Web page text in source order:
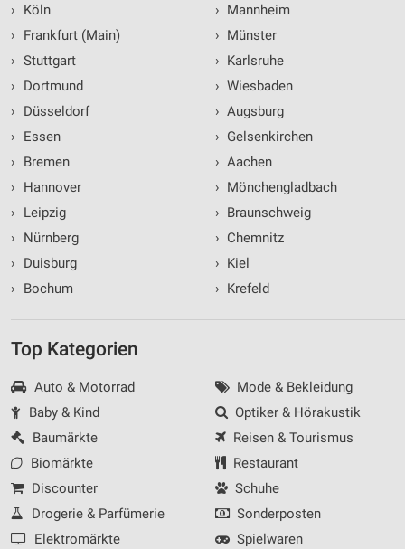
›
Köln
›
Frankfurt (Main)
› Stuttgart
›
Dortmund
›
Düsseldorf
›
Essen
›
Bremen
›
Hannover
›
Leipzig
›
Nürnberg
›
Duisburg
›
Bochum
› Mannheim
› Münster
› Karlsruhe
› Wiesbaden
› Augsburg
› Gelsenkirchen
› Aachen
› Mönchengladbach
› Braunschweig
› Chemnitz
› Kiel
› Krefeld
Top Kategorien
Auto & Motorrad
Baby & Kind
Baumärkte
Biomärkte
Discounter
Drogerie & Parfümerie
Elektromärkte
Mode & Bekleidung
Optiker & Hörakustik
Reisen & Tourismus
Restaurant
Schuhe
Sonderposten
Spielwaren